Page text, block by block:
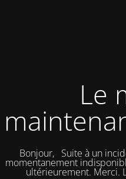
Le
Bonjour, Suite à un
momentanement
ultérieurement. Merci.